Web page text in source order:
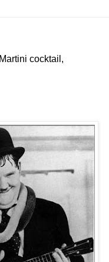
cocktail,